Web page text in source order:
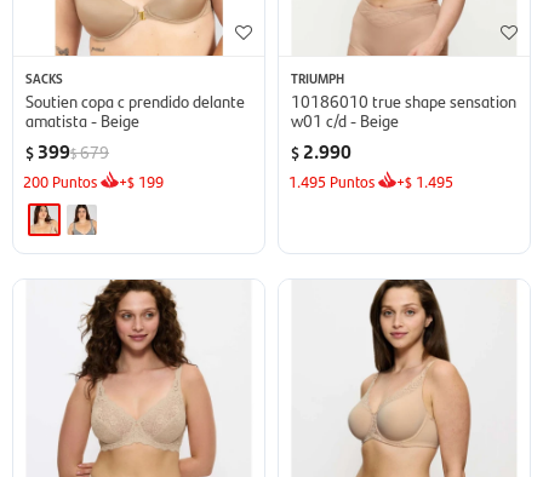
SACKS
Soutien copa c prendido delante
amatista - Beige
$ 399$679
200 Puntos +$ 199
TRIUMPH
10186010 true shape sensation
w01 c/d - Beige
$ 2.990
1.495 Puntos +$ 1.495